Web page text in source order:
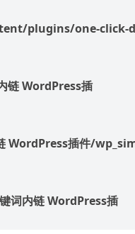
plugins/one-click-
WordPress插
WordPress插件/
内链 WordPress插